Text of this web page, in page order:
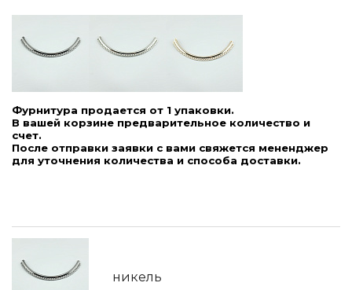
Фурнитура продается от 1 упаковки.
В вашей корзине предварительное количество и
счет.
После отправки заявки с вами свяжется мененджер
для уточнения количества и способа доставки.
никель